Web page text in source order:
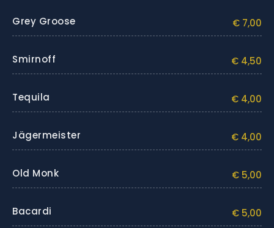
Grey Groose € 7,00
Smirnoff € 4,50
Tequila € 4,00
Jägermeister € 4,00
Old Monk € 5,00
Bacardi € 5,00